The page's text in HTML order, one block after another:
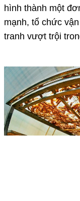
hình thành một
mạnh, tổ chức
tranh vượt trội